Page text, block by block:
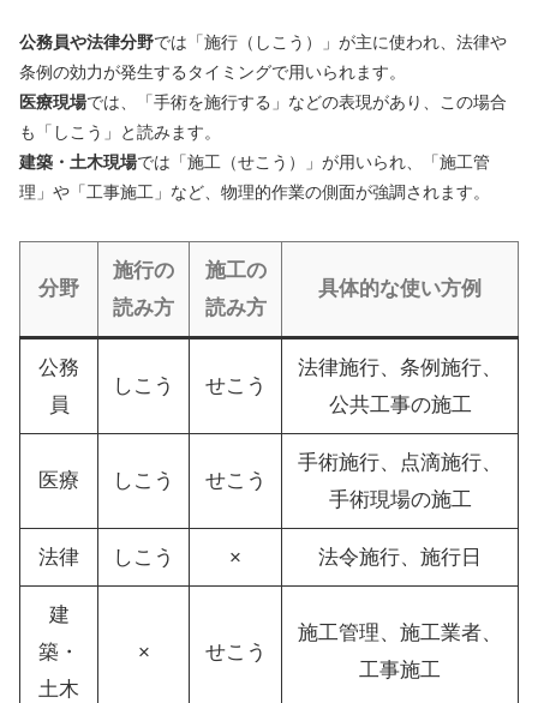
公務員や法律分野では「施行（しこう）」が主に使われ、法律や
条例の効力が発生するタイミングで用いられます。
医療現場では、「手術を施行する」などの表現があり、この場合
も「しこう」と読みます。
建築・土木現場では「施工（せこう）」が用いられ、「施工管
理」や「工事施工」など、物理的作業の側面が強調されます。
分野
施行の
読み方
施工の
読み方
具体的な使い方例
公務
員
しこう せこう
法律施行、条例施行、
公共工事の施工
医療 しこう せこう
手術施行、点滴施行、
手術現場の施工
法律 しこう × 法令施行、施行日
建
築・
土木
× せこう
施工管理、施工業者、
工事施工